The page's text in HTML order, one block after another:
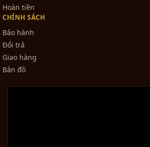
Hoàn tiền
CHÍNH SÁCH
Bảo hành
Đổi trả
Giao hàng
Bản đồ